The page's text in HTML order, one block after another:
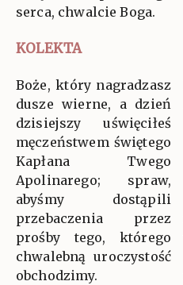
serca, chwalcie Boga.
KOLEKTA
Boże, który nagradzasz
dusze wierne, a dzień
dzisiejszy uświęciłeś
męczeństwem świętego
Kapłana Twego
Apolinarego; spraw,
abyśmy dostąpili
przebaczenia przez
prośby tego, którego
chwalebną uroczystość
obchodzimy.